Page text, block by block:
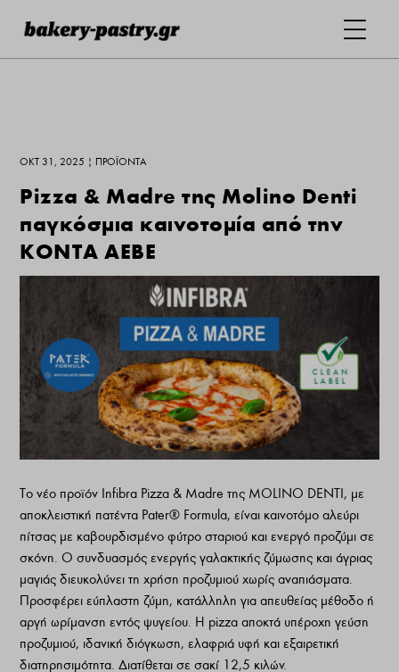
ΟΚΤ 31, 2025 |ΠΡΟΪΌΝΤΑ
Pizza & Madre της Molino Denti
παγκόσμια καινοτομία από την
ΚΟΝΤΑ ΑΕΒΕ
Το νέο προϊόν Infibra Pizza & Madre της MOLINO DENTI, με
αποκλειστική πατέντα Pater® Formula, είναι καινοτόμο αλεύρι
πίτσας με καβουρδισμένο φύτρο σταριού και ενεργό προζύμι σε
σκόνη. Ο συνδυασμός ενεργής γαλακτικής ζύμωσης και άγριας
μαγιάς διευκολύνει τη χρήση προζυμιού χωρίς αναπιάσματα.
Προσφέρει εύπλαστη ζύμη, κατάλληλη για απευθείας μέθοδο ή
αργή ωρίμανση εντός ψυγείου. Η pizza αποκτά υπέροχη γεύση
προζυμιού, ιδανική διόγκωση, ελαφριά υφή και εξαιρετική
διατηρησιμότητα. Διατίθεται σε σακί 12,5 κιλών.